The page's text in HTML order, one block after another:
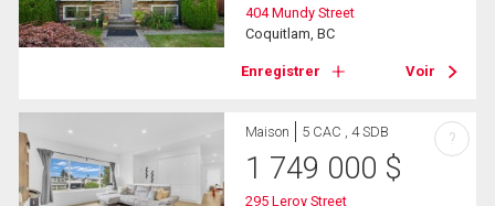
404 Mundy Street
Coquitlam, BC
Enregistrer Voir
Maison 5 CAC , 4 SDB
1 749 000 $
295 Leroy Street
?